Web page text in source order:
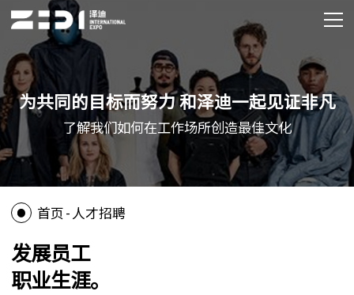
为共同的目标而努力 和泽迪一起见证非凡
了解我们如何在工作场所创造最佳文化
首页-人才招聘
发展员工
职业生涯。